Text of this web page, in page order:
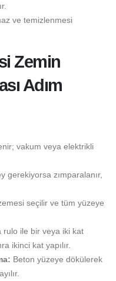
ve temizlenmesi
Zemin
Adım
vakum veya elektrikli
gerekiyorsa zımparalanır,
seçilir ve tüm yüzeye
rulo ile bir veya iki kat
ikinci kat yapılır.
Beton yüzeye dökülerek